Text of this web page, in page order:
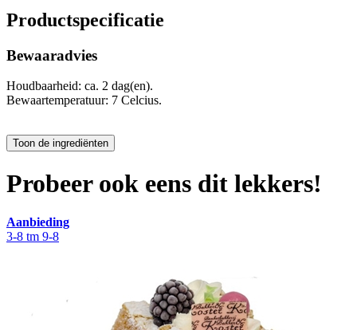
Productspecificatie
Bewaaradvies
Houdbaarheid: ca. 2 dag(en).
Bewaartemperatuur: 7 Celcius.
Probeer ook eens dit lekkers!
Aanbieding
3-8 tm 9-8